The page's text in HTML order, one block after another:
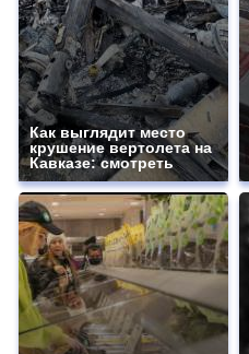
Как выглядит место
крушение вертолета на
Кавказе: смотреть